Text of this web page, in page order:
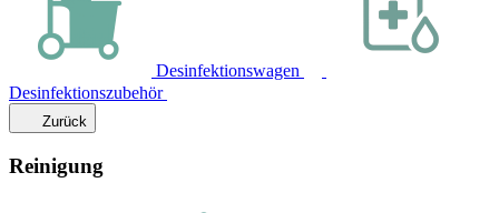
Desinfektionswagen
Desinfektionszubehör
Zurück
Reinigung